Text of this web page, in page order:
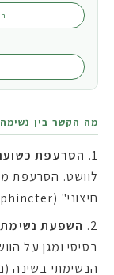
מה הקשר בין
הסרעפת
לוושט. הסרעפת
חיצוני" (Sphincter) שמונע את עליית החומצה.
השפעת
בסיסי ומגן על
הנשימתי בשינה